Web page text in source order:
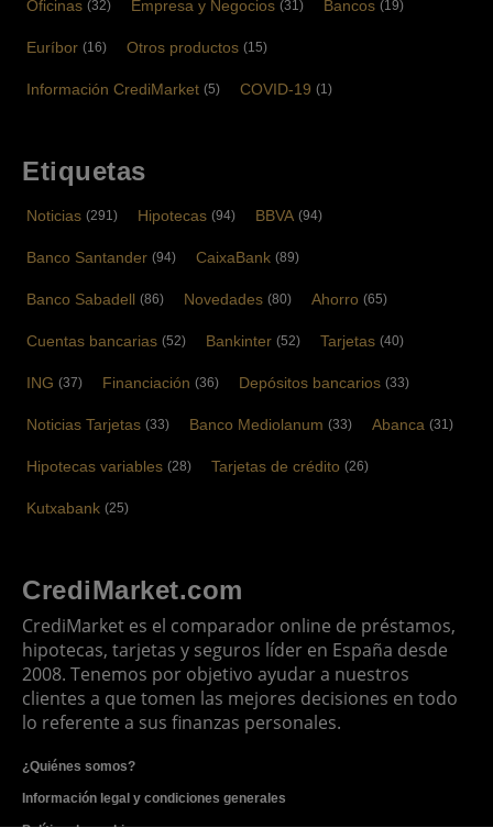
Oficinas (32) Empresa y Negocios (31) Bancos (19)
Euríbor (16) Otros productos (15)
Información CrediMarket (5) COVID-19 (1)
Etiquetas
Noticias (291) Hipotecas (94) BBVA (94)
Banco Santander (94) CaixaBank (89)
Banco Sabadell (86) Novedades (80) Ahorro (65)
Cuentas bancarias (52) Bankinter (52) Tarjetas (40)
ING (37) Financiación (36) Depósitos bancarios (33)
Noticias Tarjetas (33) Banco Mediolanum (33) Abanca (31)
Hipotecas variables (28) Tarjetas de crédito (26)
Kutxabank (25)
CrediMarket.com
CrediMarket es el comparador online de préstamos,
hipotecas, tarjetas y seguros líder en España desde
2008. Tenemos por objetivo ayudar a nuestros
clientes a que tomen las mejores decisiones en todo
lo referente a sus finanzas personales.
¿Quiénes somos?
Información legal y condiciones generales
Política de cookies